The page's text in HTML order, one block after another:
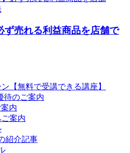
ず売れる利益商品を店舗で
【無料で受講できる講座】
待のご案内
内
案内
紹介記事